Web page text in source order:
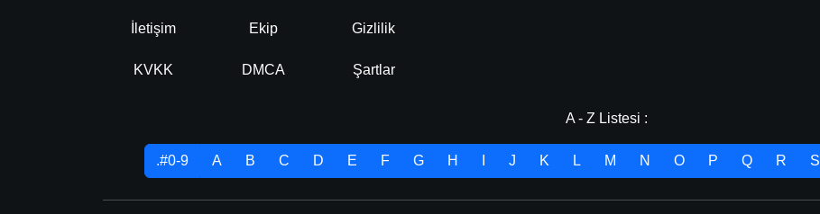
İletişim Ekip Gizlilik
KVKK DMCA Şartlar
A - Z Listesi :
.#0-9 A B C D E F G H J K L M N O P Q R S